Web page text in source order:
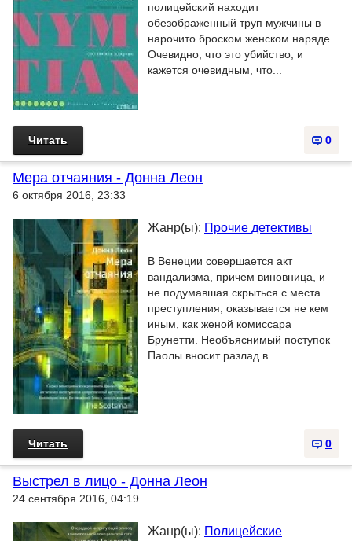
полицейский находит
обезображенный труп мужчины в
нарочито броском женском наряде.
Очевидно, что это убийство, и
кажется очевидным, что...
0
Читать
Мера отчаяния - Донна Леон
6 октября 2016, 23:33
Жанр(ы): Прочие детективы
В Венеции совершается акт
вандализма, причем виновница, и
не подумавшая скрыться с места
преступления, оказывается не кем
иным, как женой комиссара
Брунетти. Необъяснимый поступок
Паолы вносит разлад в...
0
Читать
Выстрел в лицо - Донна Леон
24 сентября 2016, 04:19
Жанр(ы): Полицейские